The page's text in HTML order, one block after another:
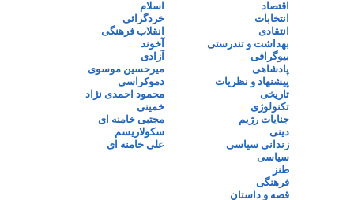
اقتصاد
انتخابات
انتقادی
بهداشت و تندرستی
بیوگرافی
پادشاهی
پیشنهاد و نظریات
تاریخی
تکنولوژی
جنایات رژیم
دینی
زندانی سیاسی
سیاسی
طنز
فرهنگی
قصه و داستان
اسلام
خردگرائی
انقلاب فرهنگی
آخوند
آزادی
میرحسین موسوی
دموکراسی
محمود احمدی نژاد
خمینی
مجتبی خامنه ای
سکولاریسم
علی خامنه ای